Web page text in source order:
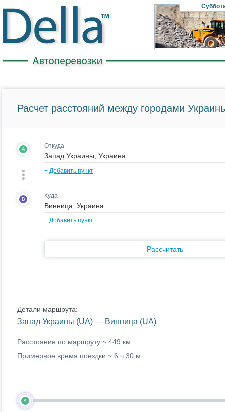
Расчет расстояний между городами
A Откуда
+ Добавить пункт
B Куда
+ Добавить пункт
Рассчитать
Детали маршрута:
Запад Украины (UA) — Винница (UA)
Расстояние по маршруту ~ 449 км
Примерное время поездки ~ 6 ч 30 м
A